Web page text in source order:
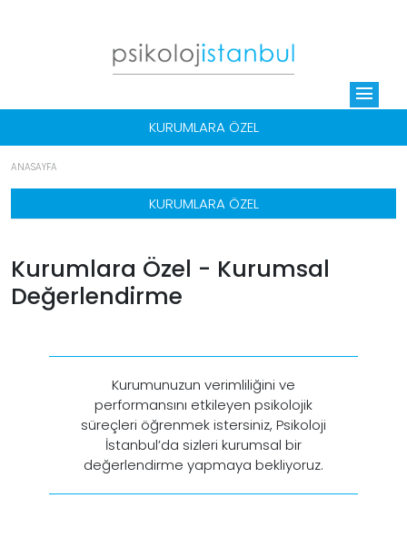
menu
KURUMLARA ÖZEL
ANASAYFA
KURUMLARA ÖZEL
Kurumlara Özel - Kurumsal
Değerlendirme
Kurumunuzun verimliliğini ve
performansını etkileyen psikolojik
süreçleri öğrenmek istersiniz, Psikoloji
İstanbul’da sizleri kurumsal bir
değerlendirme yapmaya bekliyoruz.